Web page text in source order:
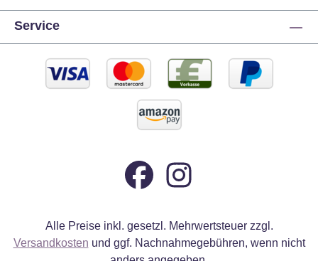
Service
Alle Preise inkl. gesetzl. Mehrwertsteuer zzgl.
Versandkosten und ggf. Nachnahmegebühren, wenn nicht